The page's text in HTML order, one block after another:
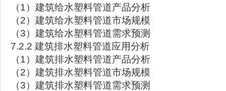
（1）建筑给水塑料管道产品分析
（2）建筑给水塑料管道市场规模
（3）建筑给水塑料管道需求预测
7.2.2 建筑排水塑料管道应用分析
（1）建筑排水塑料管道产品分析
（2）建筑排水塑料管道市场规模
（3）建筑排水塑料管道需求预测